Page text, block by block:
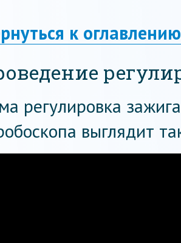
к оглавлению
регулировка
выглядит